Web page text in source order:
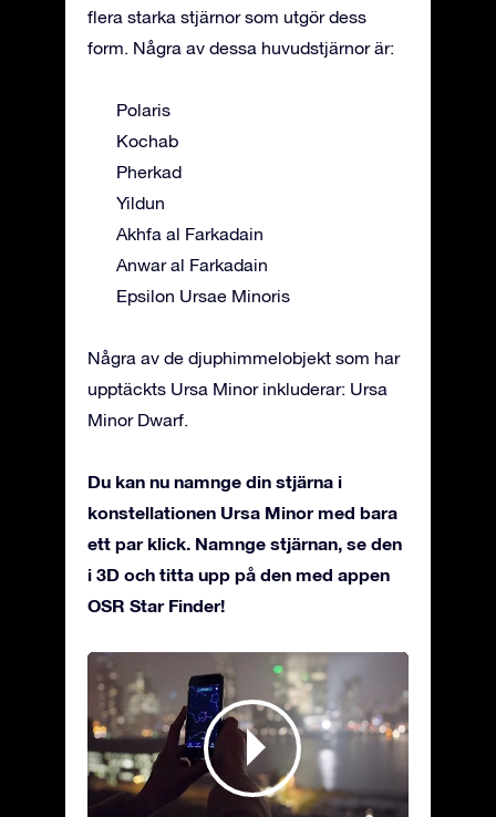
flera starka stjärnor som utgör dess
form. Några av dessa huvudstjärnor är:
Polaris
Kochab
Pherkad
Yildun
Akhfa al Farkadain
Anwar al Farkadain
Epsilon Ursae Minoris
Några av de djuphimmelobjekt som har
upptäckts Ursa Minor inkluderar: Ursa
Minor Dwarf.
Du kan nu namnge din stjärna i
konstellationen Ursa Minor med bara
ett par klick. Namnge stjärnan, se den
i 3D och titta upp på den med appen
OSR Star Finder!